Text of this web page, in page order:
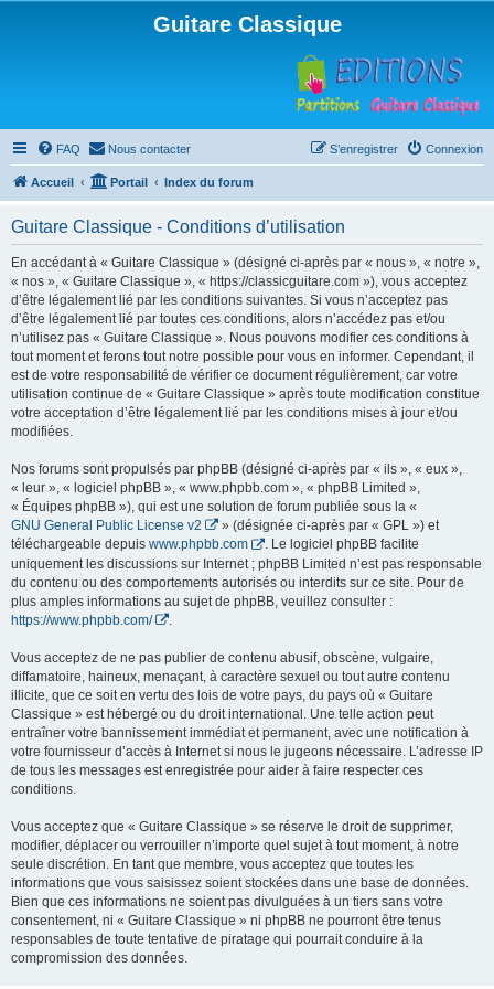
Guitare Classique
FAQ Nous contacter Connexion
S’enregistrer
Accueil Portail Index du forum
Guitare Classique - Conditions d’utilisation
En accédant à « Guitare Classique » (désigné ci-après par « nous », « notre »,
« nos », « Guitare Classique », « https://classicguitare.com »), vous acceptez
d’être légalement lié par les conditions suivantes. Si vous n’acceptez pas
d’être légalement lié par toutes ces conditions, alors n’accédez pas et/ou
n’utilisez pas « Guitare Classique ». Nous pouvons modifier ces conditions à
tout moment et ferons tout notre possible pour vous en informer. Cependant, il
est de votre responsabilité de vérifier ce document régulièrement, car votre
utilisation continue de « Guitare Classique » après toute modification constitue
votre acceptation d’être légalement lié par les conditions mises à jour et/ou
modifiées.
Nos forums sont propulsés par phpBB (désigné ci-après par « ils », « eux »,
« leur », « logiciel phpBB », « www.phpbb.com », « phpBB Limited »,
« Équipes phpBB »), qui est une solution de forum publiée sous la «
GNU General Public License v2
» (désignée ci-après par « GPL ») et
téléchargeable depuis www.phpbb.com
. Le logiciel phpBB facilite
uniquement les discussions sur Internet ; phpBB Limited n’est pas responsable
du contenu ou des comportements autorisés ou interdits sur ce site. Pour de
plus amples informations au sujet de phpBB, veuillez consulter :
https://www.phpbb.com/
Vous acceptez de ne pas publier de contenu abusif, obscène, vulgaire,
diffamatoire, haineux, menaçant, à caractère sexuel ou tout autre contenu
illicite, que ce soit en vertu des lois de votre pays, du pays où « Guitare
Classique » est hébergé ou du droit international. Une telle action peut
entraîner votre bannissement immédiat et permanent, avec une notification à
votre fournisseur d’accès à Internet si nous le jugeons nécessaire. L’adresse IP
de tous les messages est enregistrée pour aider à faire respecter ces
conditions.
Vous acceptez que « Guitare Classique » se réserve le droit de supprimer,
modifier, déplacer ou verrouiller n’importe quel sujet à tout moment, à notre
seule discrétion. En tant que membre, vous acceptez que toutes les
informations que vous saisissez soient stockées dans une base de données.
Bien que ces informations ne soient pas divulguées à un tiers sans votre
consentement, ni « Guitare Classique » ni phpBB ne pourront être tenus
responsables de toute tentative de piratage qui pourrait conduire à la
compromission des données.